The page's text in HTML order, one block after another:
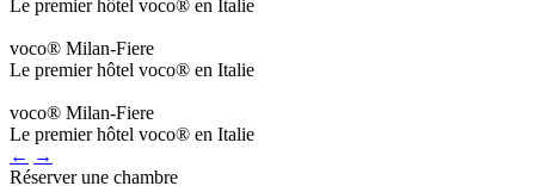
Le premier hôtel voco® en Italie
voco® Milan-Fiere
Le premier hôtel voco® en Italie
voco® Milan-Fiere
Le premier hôtel voco® en Italie
← →
Réserver une chambre